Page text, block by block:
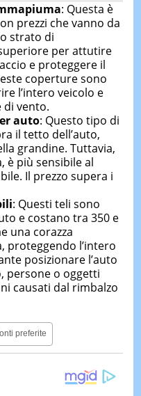
: Questa è
prezzi che vanno da
strato di
per attutire
e proteggere il
coperture sono
l’intero veicolo e
vento.
auto: Questo tipo di
il tetto dell’auto,
grandine. Tuttavia,
è più sensibile al
Il prezzo supera i
: Questi teli sono
e costano tra 350 e
una corazza
proteggendo l’intero
posizionare l’auto
persone o oggetti
causati dal rimbalzo
preferite